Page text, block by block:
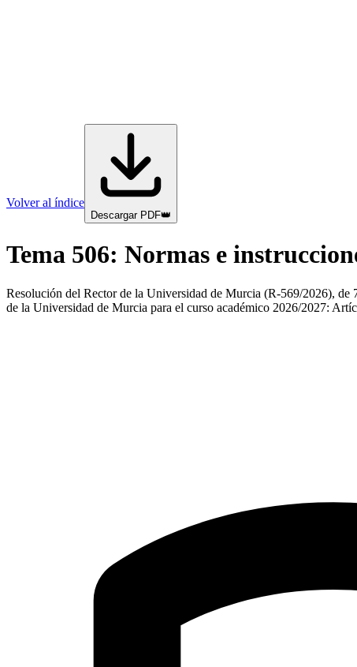
Volver al índice
Descargar PDF👑
Tema 506: Normas e
Resolución del Rector de la Universidad de Murcia (R-569/2026), de
de la Universidad de Murcia para el curso académico 2026/2027: